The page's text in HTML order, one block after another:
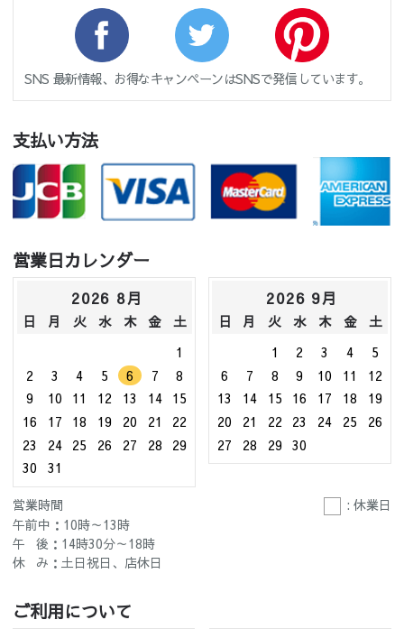
SNS 最新情報、お得なキャンペーンはSNSで発信しています。
支払い方法
営業日カレンダー
2026 8月
日 月 火 水 木 金
土
1
2
3 4 5 6 7
8
9
10 11 12 13 14
15
16
17 18 19 20 21
22
23
24 25 26 27 28
29
30
31
2026 9月
日 月 火 水 木 金
土
1
2 3 4
5
6
7 8 9 10 11
12
13
14 15 16 17 18
19
20
21 22 23 24 25
26
27
28 29 30
営業時間
: 休業日
午前中：10時～13時
午 後：14時30分～18時
休 み：土日祝日、店休日
ご利用について